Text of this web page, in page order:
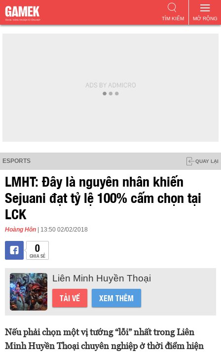
MỞ RỘNG
TÌM KIẾM
ESPORTS QUAY LẠI
LMHT: Đây là nguyên nhân khiến
Sejuani đạt tỷ lệ 100% cấm chọn tại
LCK
Hoàng Hôn | 13:50 02/02/2018
0
CHIA SẺ
Liên Minh Huyền Thoại
TẢI VỀ XEM THÊM
Nếu phải chọn một vị tướng “lỗi” nhất trong Liên
Minh Huyền Thoại chuyên nghiệp ở thời điểm hiện